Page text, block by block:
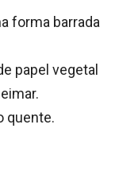
forma barrada
papel vegetal
quente.